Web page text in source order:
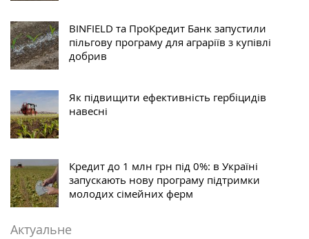
BINFIELD та ПроКредит Банк запустили
пільгову програму для аграріїв з купівлі
добрив
Як підвищити ефективність гербіцидів
навесні
Кредит до 1 млн грн під 0%: в Україні
запускають нову програму підтримки
молодих сімейних ферм
Актуальне